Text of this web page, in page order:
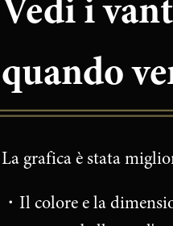
quando
La grafica è stata
・Il colore e la